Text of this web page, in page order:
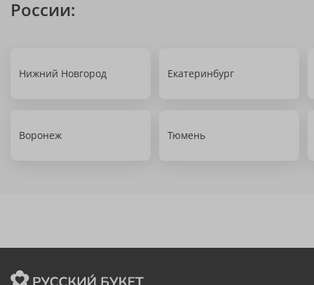
России:
Нижний Новгород Екатеринбург
Воронеж Тюмень